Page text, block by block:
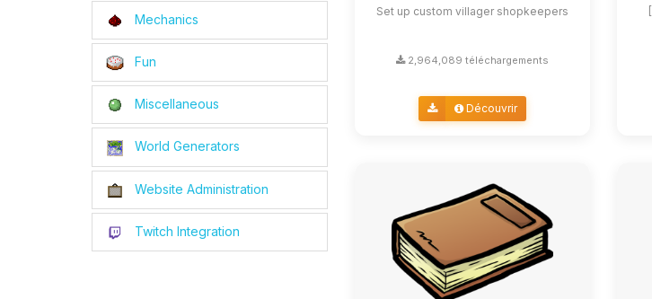
Mechanics
Fun
Miscellaneous
World Generators
Website Administration
Twitch Integration
Set up custom villager shopkeepers
2,964,089 téléchargements
Découvrir